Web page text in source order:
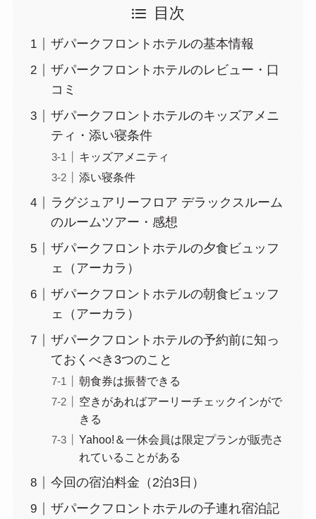
目次
ザパークフロントホテルの基本情報
ザパークフロントホテルのレビュー・口
コミ
ザパークフロントホテルのキッズアメニ
ティ・添い寝条件
キッズアメニティ
添い寝条件
ラグジュアリーフロア デラックスルーム
のルームツアー・感想
ザパークフロントホテルの夕食ビュッフ
ェ（アーカラ）
ザパークフロントホテルの朝食ビュッフ
ェ（アーカラ）
ザパークフロントホテルの予約前に知っ
ておくべき3つのこと
朝食券は振替できる
空きがあればアーリーチェックインがで
きる
Yahoo!＆一休会員は限定プランが販売さ
れていることがある
今回の宿泊料金（2泊3日）
ザパークフロントホテルの子連れ宿泊記